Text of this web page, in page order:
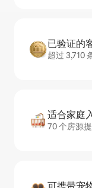
已验证的
超过 3,710
适合家庭
70 个房源